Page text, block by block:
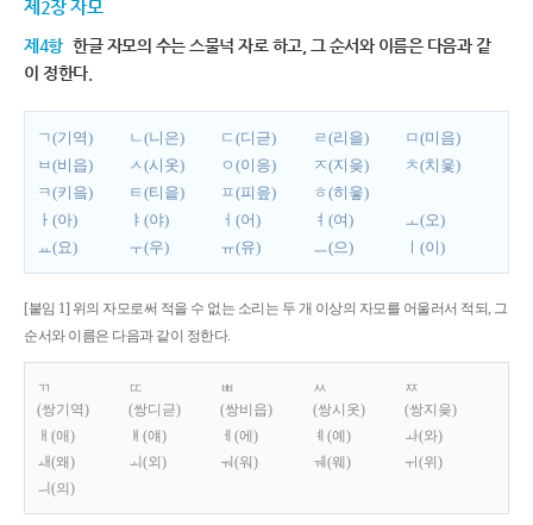
제2장 자모
제4항 한글 자모의 수는 스물넉 자로 하고, 그 순서와 이름은 다음과 같
이 정한다.
ㄱ(기역) ㄴ(니은) ㄷ(디귿) ㄹ(리을)
ㅁ(미음)
ㅂ(비읍)
ㅅ(시옷) ㅇ(이응) ㅈ(지읒)
ㅊ(치읓)
ㅋ(키읔)
ㅌ(티읕) ㅍ(피읖)
ㅎ(히읗)
ㅏ(아)
ㅑ(야) ㅓ(어) ㅕ(여)
ㅗ(오)
ㅛ(요)
ㅜ(우) ㅠ(유) ㅡ(으) ㅣ(이)
[붙임 1] 위의 자모로써 적을 수 없는 소리는 두 개 이상의 자모를 어울러서 적되, 그
순서와 이름은 다음과 같이 정한다.
ㄲ
(쌍기역)
ㄸ
(쌍디귿)
ㅃ
(쌍비읍)
ㅆ
(쌍시옷)
ㅉ
(쌍지읒)
ㅐ(애)
ㅒ(얘) ㅔ(에) ㅖ(예)
ㅘ(와)
ㅙ(왜)
ㅚ(외) ㅝ(워) ㅞ(웨)
ㅟ(위)
ㅢ(의)